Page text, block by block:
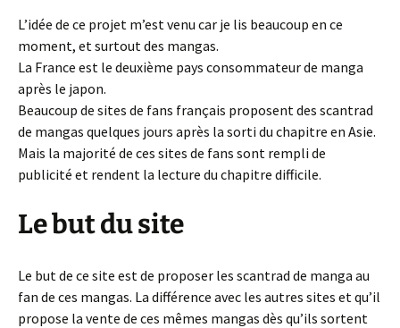
L’idée de ce projet m’est venu car je lis beaucoup en ce
moment, et surtout des mangas.
La France est le deuxième pays consommateur de manga
après le japon.
Beaucoup de sites de fans français proposent des scantrad
de mangas quelques jours après la sorti du chapitre en Asie.
Mais la majorité de ces sites de fans sont rempli de
publicité et rendent la lecture du chapitre difficile.
Le but du site
Le but de ce site est de proposer les scantrad de manga au
fan de ces mangas. La différence avec les autres sites et qu’il
propose la vente de ces mêmes mangas dès qu’ils sortent